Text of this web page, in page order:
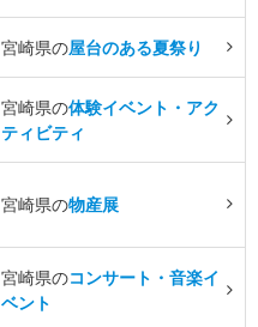
宮崎県の屋台のある夏祭り
宮崎県の体験イベント・アク
ティビティ
宮崎県の物産展
宮崎県のコンサート・音楽イ
ベント